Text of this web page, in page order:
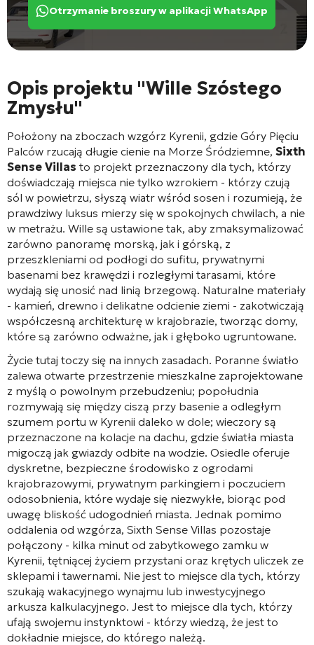
Otrzymanie broszury w aplikacji WhatsApp
Opis projektu "Wille Szóstego
Zmysłu"
Położony na zboczach wzgórz Kyrenii, gdzie Góry Pięciu
Palców rzucają długie cienie na Morze Śródziemne, Sixth
Sense Villas to projekt przeznaczony dla tych, którzy
doświadczają miejsca nie tylko wzrokiem - którzy czują
sól w powietrzu, słyszą wiatr wśród sosen i rozumieją, że
prawdziwy luksus mierzy się w spokojnych chwilach, a nie
w metrażu. Wille są ustawione tak, aby zmaksymalizować
zarówno panoramę morską, jak i górską, z
przeszkleniami od podłogi do sufitu, prywatnymi
basenami bez krawędzi i rozległymi tarasami, które
wydają się unosić nad linią brzegową. Naturalne materiały
- kamień, drewno i delikatne odcienie ziemi - zakotwiczają
współczesną architekturę w krajobrazie, tworząc domy,
które są zarówno odważne, jak i głęboko ugruntowane.
Życie tutaj toczy się na innych zasadach. Poranne światło
zalewa otwarte przestrzenie mieszkalne zaprojektowane
z myślą o powolnym przebudzeniu; popołudnia
rozmywają się między ciszą przy basenie a odległym
szumem portu w Kyrenii daleko w dole; wieczory są
przeznaczone na kolacje na dachu, gdzie światła miasta
migoczą jak gwiazdy odbite na wodzie. Osiedle oferuje
dyskretne, bezpieczne środowisko z ogrodami
krajobrazowymi, prywatnym parkingiem i poczuciem
odosobnienia, które wydaje się niezwykłe, biorąc pod
uwagę bliskość udogodnień miasta. Jednak pomimo
oddalenia od wzgórza, Sixth Sense Villas pozostaje
połączony - kilka minut od zabytkowego zamku w
Kyrenii, tętniącej życiem przystani oraz krętych uliczek ze
sklepami i tawernami. Nie jest to miejsce dla tych, którzy
szukają wakacyjnego wynajmu lub inwestycyjnego
arkusza kalkulacyjnego. Jest to miejsce dla tych, którzy
ufają swojemu instynktowi - którzy wiedzą, że jest to
dokładnie miejsce, do którego należą.